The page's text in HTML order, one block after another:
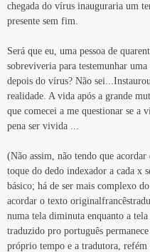
chegada do vírus inauguraria um
presente sem fim.
Será que eu, uma pessoa de
sobreviveria para testemunhar uma
depois do vírus? Não
realidade. A vida após a grande
que comecei a me questionar se a
pena ser vivida ...
(Não assim, não tendo que acordar
toque do dedo indexador a cada x
básico; há de ser mais complexo
acordar o texto
numa tela diminuta enquanto a
traduzido pro português permanece
próprio tempo e a tradutora, refém